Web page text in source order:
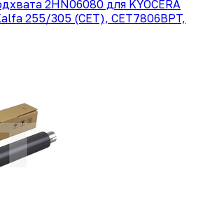
2HN06080 для KYOCERA
255/305 (CET), CET7806BPT,